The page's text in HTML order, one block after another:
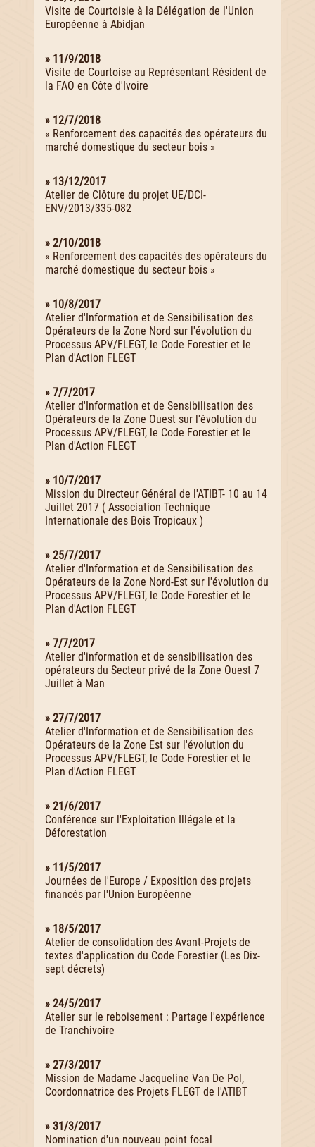
Visite de Courtoisie à la Délégation de l'Union
Européenne à Abidjan
» 11/9/2018
Visite de Courtoise au Représentant Résident de
la FAO en Côte d'Ivoire
» 12/7/2018
« Renforcement des capacités des opérateurs du
marché domestique du secteur bois »
» 13/12/2017
Atelier de Clôture du projet UE/DCI-
ENV/2013/335-082
» 2/10/2018
« Renforcement des capacités des opérateurs du
marché domestique du secteur bois »
» 10/8/2017
Atelier d'Information et de Sensibilisation des
Opérateurs de la Zone Nord sur l'évolution du
Processus APV/FLEGT, le Code Forestier et le
Plan d'Action FLEGT
» 7/7/2017
Atelier d'Information et de Sensibilisation des
Opérateurs de la Zone Ouest sur l'évolution du
Processus APV/FLEGT, le Code Forestier et le
Plan d'Action FLEGT
» 10/7/2017
Mission du Directeur Général de l'ATIBT- 10 au 14
Juillet 2017 ( Association Technique
Internationale des Bois Tropicaux )
» 25/7/2017
Atelier d'Information et de Sensibilisation des
Opérateurs de la Zone Nord-Est sur l'évolution du
Processus APV/FLEGT, le Code Forestier et le
Plan d'Action FLEGT
» 7/7/2017
Atelier d'information et de sensibilisation des
opérateurs du Secteur privé de la Zone Ouest 7
Juillet à Man
» 27/7/2017
Atelier d'Information et de Sensibilisation des
Opérateurs de la Zone Est sur l'évolution du
Processus APV/FLEGT, le Code Forestier et le
Plan d'Action FLEGT
» 21/6/2017
Conférence sur l'Exploitation Illégale et la
Déforestation
» 11/5/2017
Journées de l'Europe / Exposition des projets
financés par l'Union Européenne
» 18/5/2017
Atelier de consolidation des Avant-Projets de
textes d'application du Code Forestier (Les Dix-
sept décrets)
» 24/5/2017
Atelier sur le reboisement : Partage l'expérience
de Tranchivoire
» 27/3/2017
Mission de Madame Jacqueline Van De Pol,
Coordonnatrice des Projets FLEGT de l'ATIBT
» 31/3/2017
Nomination d'un nouveau point focal